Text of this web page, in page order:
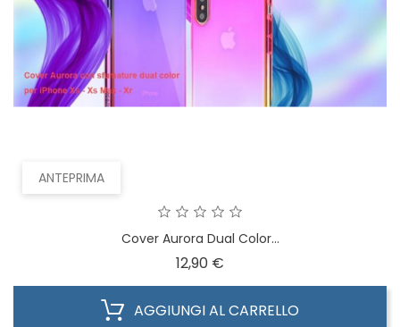
ANTEPRIMA
Cover Aurora Dual Color...
12,90 €
AGGIUNGI AL CARRELLO